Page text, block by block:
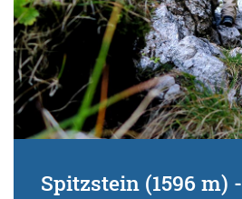
Spitzstein (1596 m) -